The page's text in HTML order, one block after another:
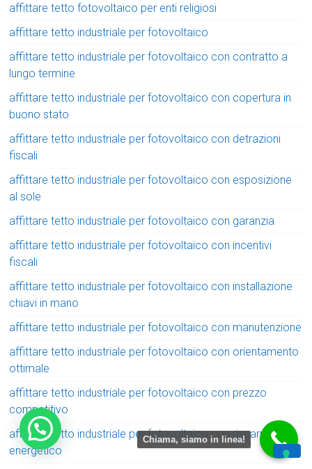
affittare tetto fotovoltaico per enti religiosi
affittare tetto industriale per fotovoltaico
affittare tetto industriale per fotovoltaico con contratto a
lungo termine
affittare tetto industriale per fotovoltaico con copertura in
buono stato
affittare tetto industriale per fotovoltaico con detrazioni
fiscali
affittare tetto industriale per fotovoltaico con esposizione
al sole
affittare tetto industriale per fotovoltaico con garanzia
affittare tetto industriale per fotovoltaico con incentivi
fiscali
affittare tetto industriale per fotovoltaico con installazione
chiavi in mano
affittare tetto industriale per fotovoltaico con manutenzione
affittare tetto industriale per fotovoltaico con orientamento
ottimale
affittare tetto industriale per fotovoltaico con prezzo
competitivo
affittare tetto industriale per fotovoltaico con risparmio
energetico
Chiama, siamo in linea!